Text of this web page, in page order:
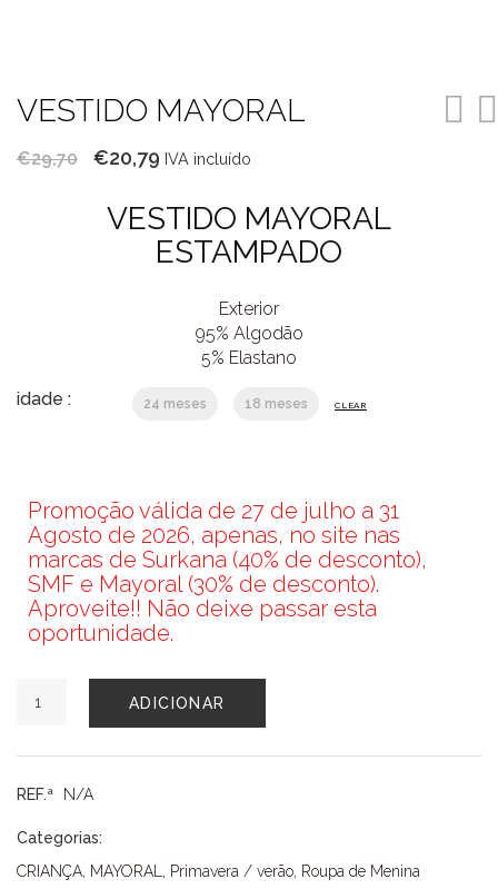
VESTIDO MAYORAL
€29,70
O
original
€20,79 O
atual
é:
IVA incluído
VESTIDO MAYORAL
ESTAMPADO
Exterior
95% Algodão
5% Elastano
idade :
24 meses 18 meses CLEAR
Promoção válida de 27 de julho a 31
Agosto de 2026, apenas, no site nas
marcas de Surkana (40% de desconto),
SMF e Mayoral (30% de desconto).
Aproveite!! Não deixe passar esta
oportunidade.
de
MAYORAL
ADICIONAR
REF.ª N/A
Categorias:
CRIANÇA, MAYORAL , Primavera / verão, Roupa de Menina